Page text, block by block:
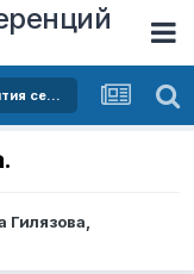
Современное состояние и тенденции развития сельского хозяйства Оренбургской области
Гилязова,